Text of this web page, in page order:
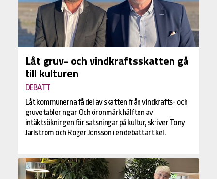
Låt gruv- och vindkraftsskatten gå
till kulturen
DEBATT
Låt kommunerna få del av skatten från vindkrafts- och
gruvetableringar. Och öronmärk hälften av
intäktsökningen för satsningar på kultur, skriver Tony
Järlström och Roger Jönsson i en debattartikel.